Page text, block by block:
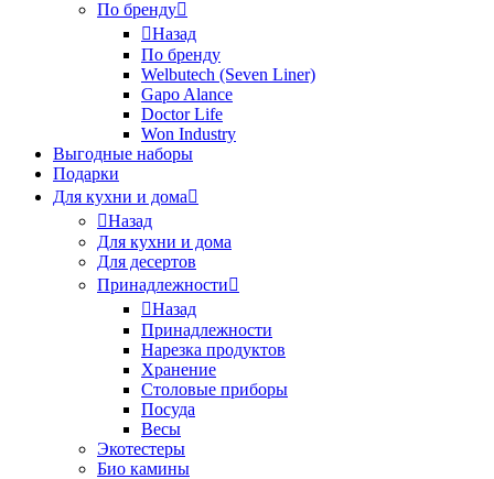
По бренду
Назад
По бренду
Welbutech (Seven Liner)
Gapo Alance
Doctor Life
Won Industry
Выгодные наборы
Подарки
Для кухни и дома
Назад
Для кухни и дома
Для десертов
Принадлежности
Назад
Принадлежности
Нарезка продуктов
Хранение
Столовые приборы
Посуда
Весы
Экотестеры
Био камины